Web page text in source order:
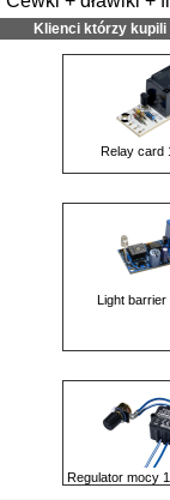
Klienci którzy kupili
Relay card
Light barrier
Regulator mocy